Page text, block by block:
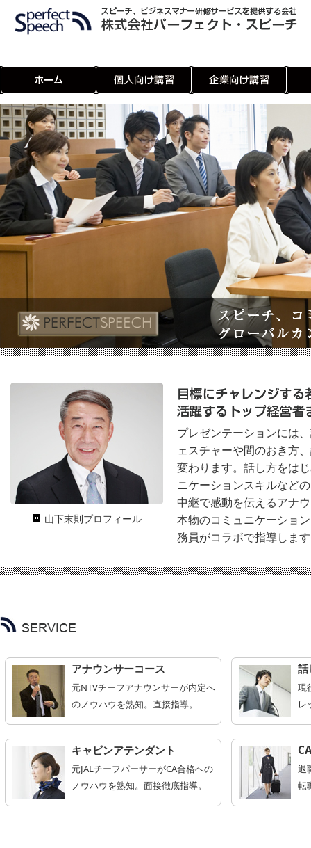
山下末則プロフィール
プレゼンテーションには
ェスチャーや間のおき方
変わります。話し方をは
ニケーションスキルなど
中継で感動を伝えるアナ
本物のコミュニケーショ
務員がコラボで指導しま
アナウンサーコース
元NTVチーフアナウンサーが内定へ
のノウハウを熟知。直接指導。
話
現
レ
キャビンアテンダント
元JALチーフパーサーがCA合格への
ノウハウを熟知。面接徹底指導。
退
転